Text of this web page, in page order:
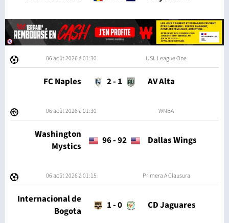
06 août 2026 à 01:30 USL League One
FC Naples 2- 1 AV Alta
06 août 2026 à 01:30 WNBA
Washington
Mystics
96-92 Dallas Wings
06 août 2026 à 01:15 Primera A Clausura
Internacional de
Bogota
1-0 CD Jaguares